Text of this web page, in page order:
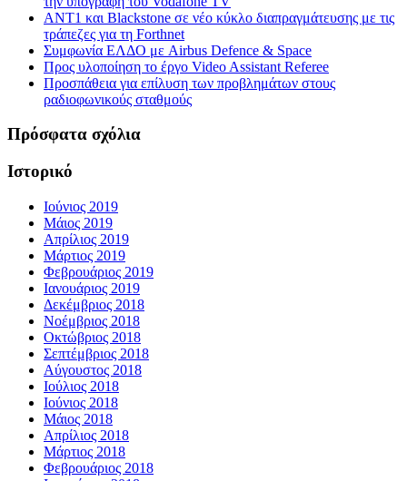
ΑΝΤ1 και Blackstone σε νέο κύκλο διαπραγμάτευσης με τις
τράπεζες για τη Forthnet
Συμφωνία ΕΛΔΟ με Airbus Defence & Space
Προς υλοποίηση το έργο Video Assistant Referee
Προσπάθεια για επίλυση των προβλημάτων στους
ραδιοφωνικούς σταθμούς
Πρόσφατα σχόλια
Ιστορικό
Ιούνιος 2019
Μάιος 2019
Απρίλιος 2019
Μάρτιος 2019
Φεβρουάριος 2019
Ιανουάριος 2019
Δεκέμβριος 2018
Νοέμβριος 2018
Οκτώβριος 2018
Σεπτέμβριος 2018
Αύγουστος 2018
Ιούλιος 2018
Ιούνιος 2018
Μάιος 2018
Απρίλιος 2018
Μάρτιος 2018
Φεβρουάριος 2018